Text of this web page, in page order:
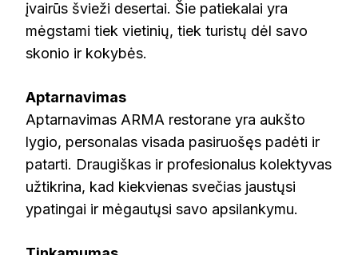
įvairūs švieži desertai. Šie patiekalai yra
mėgstami tiek vietinių, tiek turistų dėl savo
skonio ir kokybės.
Aptarnavimas
Aptarnavimas ARMA restorane yra aukšto
lygio, personalas visada pasiruošęs padėti ir
patarti. Draugiškas ir profesionalus kolektyvas
užtikrina, kad kiekvienas svečias jaustųsi
ypatingai ir mėgautųsi savo apsilankymu.